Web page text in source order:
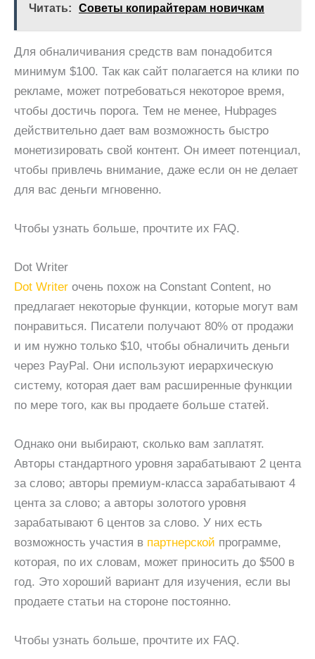
Читать: Советы копирайтерам новичкам
Для обналичивания средств вам понадобится
минимум $100. Так как сайт полагается на клики по
рекламе, может потребоваться некоторое время,
чтобы достичь порога. Тем не менее, Hubpages
действительно дает вам возможность быстро
монетизировать свой контент. Он имеет потенциал,
чтобы привлечь внимание, даже если он не делает
для вас деньги мгновенно.
Чтобы узнать больше, прочтите их FAQ.
Dot Writer
Dot Writer очень похож на Constant Content, но
предлагает некоторые функции, которые могут вам
понравиться. Писатели получают 80% от продажи
и им нужно только $10, чтобы обналичить деньги
через PayPal. Они используют иерархическую
систему, которая дает вам расширенные функции
по мере того, как вы продаете больше статей.
Однако они выбирают, сколько вам заплатят.
Авторы стандартного уровня зарабатывают 2 цента
за слово; авторы премиум-класса зарабатывают 4
цента за слово; а авторы золотого уровня
зарабатывают 6 центов за слово. У них есть
возможность участия в партнерской программе,
которая, по их словам, может приносить до $500 в
год. Это хороший вариант для изучения, если вы
продаете статьи на стороне постоянно.
Чтобы узнать больше, прочтите их FAQ.